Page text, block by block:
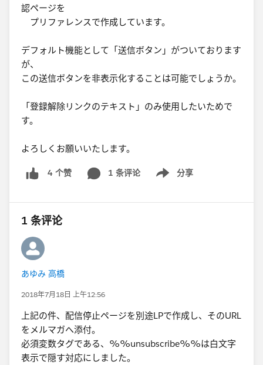
認ページを
プリファレンスで作成しています。
デフォルト機能として「送信ボタン」がついております
が、
この送信ボタンを非表示化することは可能でしょうか。
「登録解除リンクのテキスト」のみ使用したいためで
す。
よろしくお願いいたします。
4 个赞 1 条评论 分享
Show menu
1 条评论
あゆみ 高橋
2018年7月18日 上午12:56
上記の件、配信停止ページを別途LPで作成し、そのURL
をメルマガへ添付。
必須変数タグである、%%unsubscribe%%は白文字
表示で隠す対応にしました。